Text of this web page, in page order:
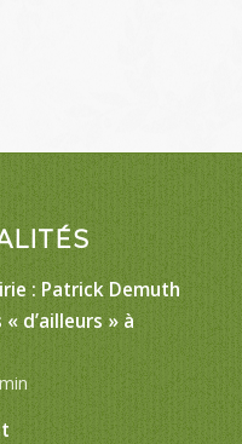
: Patrick Demuth
d’ailleurs » à